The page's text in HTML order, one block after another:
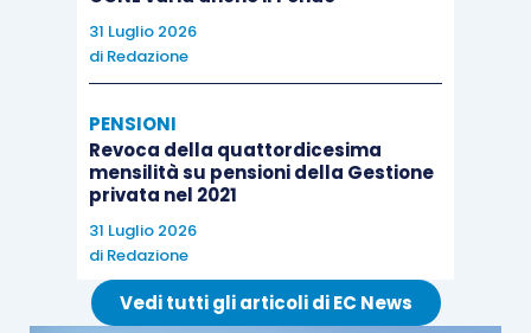
31 Luglio 2026
di Redazione
PENSIONI
Revoca della quattordicesima
mensilità su pensioni della Gestione
privata nel 2021
31 Luglio 2026
di Redazione
Vedi tutti gli articoli di EC News